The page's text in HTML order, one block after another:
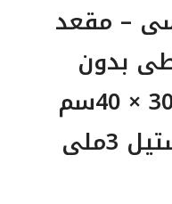
– مقعد
بدون
ظهر SS-02 مقاس 30 × 40سم
شاسية استانلس ستيل 3ملى